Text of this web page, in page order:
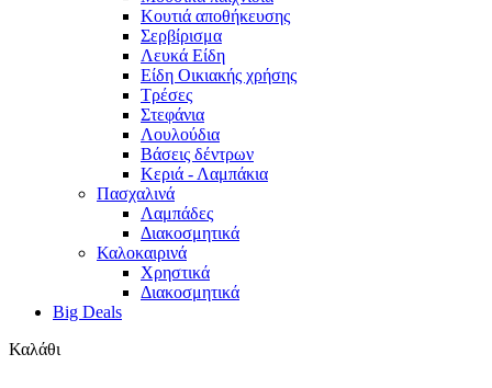
Κουτιά αποθήκευσης
Σερβίρισμα
Λευκά Είδη
Είδη Οικιακής χρήσης
Τρέσες
Στεφάνια
Λουλούδια
Βάσεις δέντρων
Κεριά - Λαμπάκια
Πασχαλινά
Λαμπάδες
Διακοσμητικά
Καλοκαιρινά
Χρηστικά
Διακοσμητικά
Big Deals
Καλάθι